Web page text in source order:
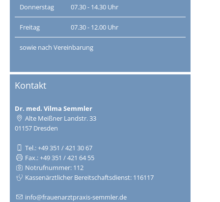
Donnerstag 07.30 - 14.30 Uhr
Freitag 07.30 - 12.00 Uhr
sowie nach Vereinbarung
Kontakt
Dr. med. Vilma Semmler
Alte Meißner Landstr. 33
01157 Dresden
Tel.: +49 351 / 421 30 67
Fax.: +49 351 / 421 64 55
Notrufnummer: 112
Kassenärztlicher Bereitschaftsdienst: 116117
info@frauenarztpraxis-semmler.de